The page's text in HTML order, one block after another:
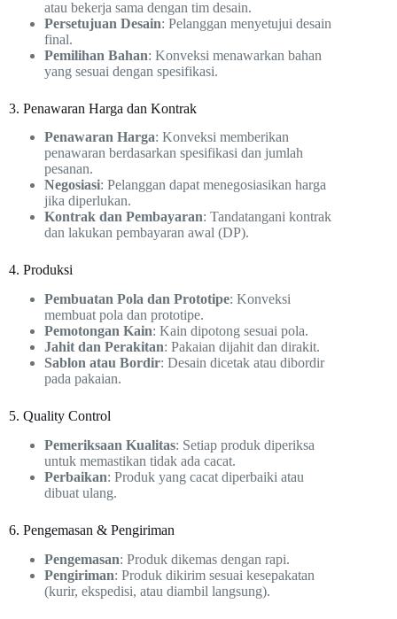
atau bekerja sama dengan tim desain.
Persetujuan Desain: Pelanggan menyetujui desain
final.
Pemilihan Bahan: Konveksi menawarkan bahan
yang sesuai dengan spesifikasi.
3. Penawaran Harga dan Kontrak
Penawaran Harga: Konveksi memberikan
penawaran berdasarkan spesifikasi dan jumlah
pesanan.
Negosiasi: Pelanggan dapat menegosiasikan harga
jika diperlukan.
Kontrak dan Pembayaran: Tandatangani kontrak
dan lakukan pembayaran awal (DP).
4. Produksi
Pembuatan Pola dan Prototipe: Konveksi
membuat pola dan prototipe.
Pemotongan Kain: Kain dipotong sesuai pola.
Jahit dan Perakitan: Pakaian dijahit dan dirakit.
Sablon atau Bordir: Desain dicetak atau dibordir
pada pakaian.
5. Quality Control
Pemeriksaan Kualitas: Setiap produk diperiksa
untuk memastikan tidak ada cacat.
Perbaikan: Produk yang cacat diperbaiki atau
dibuat ulang.
6. Pengemasan & Pengiriman
Pengemasan: Produk dikemas dengan rapi.
Pengiriman: Produk dikirim sesuai kesepakatan
(kurir, ekspedisi, atau diambil langsung).